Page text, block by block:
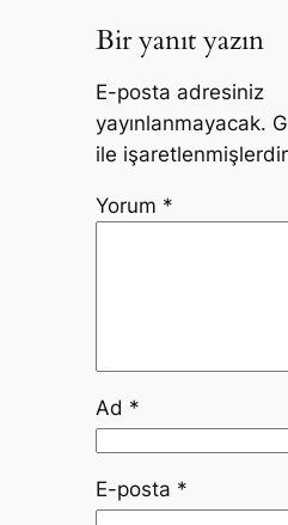
Bir yanıt yazın
E-posta adresiniz
yayınlanmayacak.
ile işaretlenmişlerdir
Yorum *
Ad *
E-posta *